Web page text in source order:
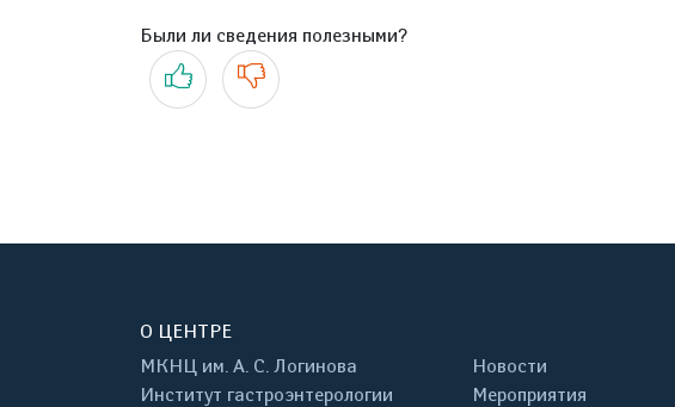
Были ли сведения полезными?
Да Нет
О ЦЕНТРЕ
МКНЦ им. А. С. Логинова
Институт гастроэнтерологии
Новости
Мероприятия